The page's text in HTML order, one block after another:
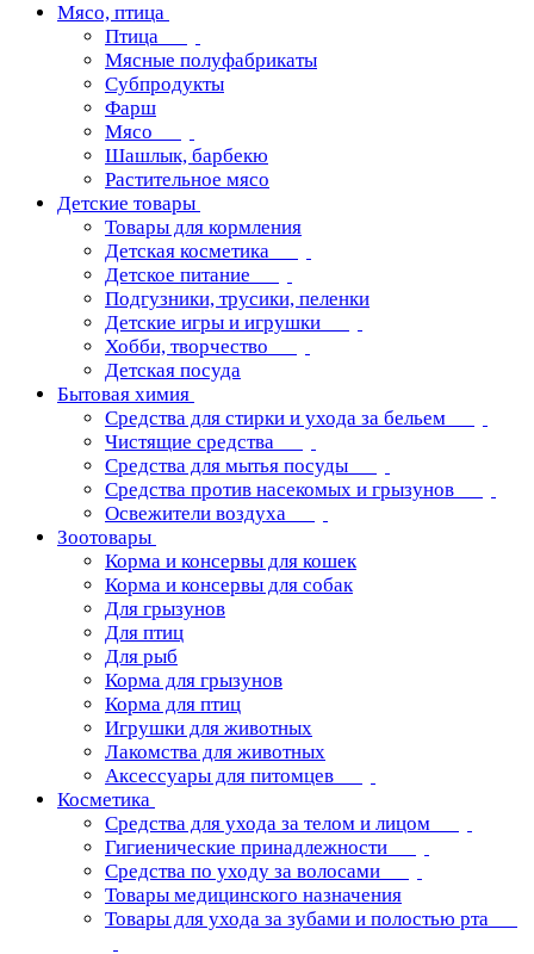
Мясо, птица
Птица
Мясные полуфабрикаты
Субпродукты
Фарш
Мясо
Шашлык, барбекю
Растительное мясо
Детские товары
Товары для кормления
Детская косметика
Детское питание
Подгузники, трусики, пеленки
Детские игры и игрушки
Хобби, творчество
Детская посуда
Бытовая химия
Средства для стирки и ухода за бельем
Чистящие средства
Средства для мытья посуды
Средства против насекомых и грызунов
Освежители воздуха
Зоотовары
Корма и консервы для кошек
Корма и консервы для собак
Для грызунов
Для птиц
Для рыб
Корма для грызунов
Корма для птиц
Игрушки для животных
Лакомства для животных
Аксессуары для питомцев
Косметика
Средства для ухода за телом и лицом
Гигиенические принадлежности
Средства по уходу за волосами
Товары медицинского назначения
Товары для ухода за зубами и полостью рта